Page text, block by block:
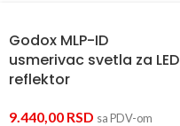
Godox MLP-ID
usmerivac svetla za LED
reflektor
9.440,00 RSD sa PDV-om